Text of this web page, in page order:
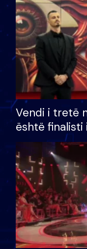
Vendi i tretë
është